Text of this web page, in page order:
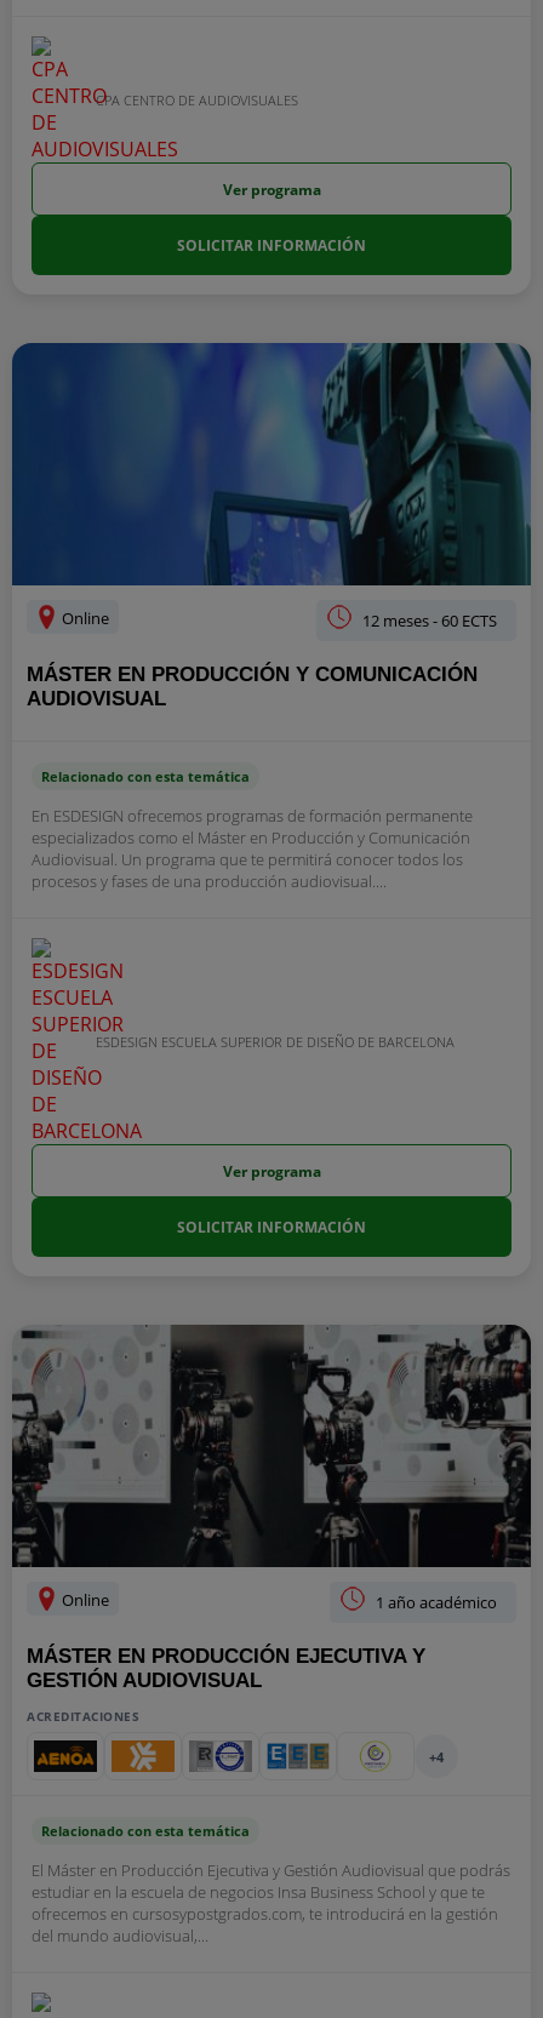
CPA CENTRO DE AUDIOVISUALES
Ver programa
SOLICITAR INFORMACIÓN
Online 12 meses - 60 ECTS
MÁSTER EN PRODUCCIÓN Y COMUNICACIÓN
AUDIOVISUAL
Relacionado con esta temática
En ESDESIGN ofrecemos programas de formación permanente
especializados como el Máster en Producción y Comunicación
Audiovisual. Un programa que te permitirá conocer todos los
procesos y fases de una producción audiovisual....
ESDESIGN ESCUELA SUPERIOR DE DISEÑO DE BARCELONA
Ver programa
SOLICITAR INFORMACIÓN
Online 1 año académico
MÁSTER EN PRODUCCIÓN EJECUTIVA Y
GESTIÓN AUDIOVISUAL
ACREDITACIONES
+4
Relacionado con esta temática
El Máster en Producción Ejecutiva y Gestión Audiovisual que podrás
estudiar en la escuela de negocios Insa Business School y que te
ofrecemos en cursosypostgrados.com, te introducirá en la gestión
del mundo audiovisual,...